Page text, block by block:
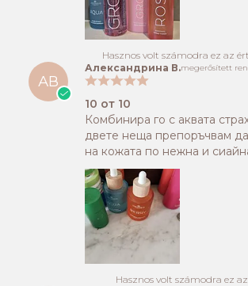
Hasznos volt számodra ez az
АВ
Александрина В.megerősített
10 от 10
Комбинира го с аквата
двете неща препоръчвам
на кожата по нежна и
Hasznos volt számodra ez